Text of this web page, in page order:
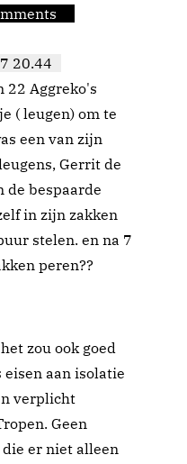
20.44
22 Aggreko's
( leugen) om te
een van zijn
Gerrit de
de bespaarde
in zijn zakken
stelen. en na 7
peren??
zou ook goed
aan isolatie
verplicht
Geen
er niet alleen